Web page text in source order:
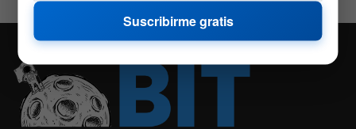
Suscribirme gratis